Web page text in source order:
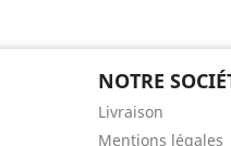
NOTRE
Livraison
Mentions légales